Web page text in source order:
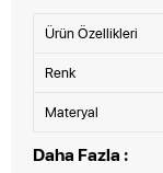
Ürün Özellikleri
Renk
Materyal
Daha Fazla :